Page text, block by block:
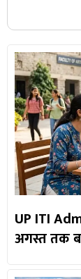
UP ITI
अगस्त तक